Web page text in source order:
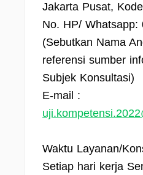
Jakarta Pusat,
No. HP/ Whatsapp:
(Sebutkan Nama
referensi sumber
Subjek Konsultasi)
E-mail :
Waktu Layanan/
Setiap hari kerja